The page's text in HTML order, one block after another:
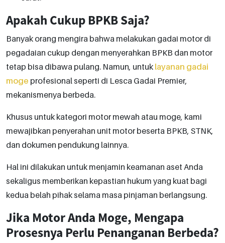
Apakah Cukup BPKB Saja?
Banyak orang mengira bahwa melakukan gadai motor di
pegadaian cukup dengan menyerahkan BPKB dan motor
tetap bisa dibawa pulang. Namun, untuk layanan gadai
moge profesional seperti di Lesca Gadai Premier,
mekanismenya berbeda.
Khusus untuk kategori motor mewah atau moge, kami
mewajibkan penyerahan unit motor beserta BPKB, STNK,
dan dokumen pendukung lainnya.
Hal ini dilakukan untuk menjamin keamanan aset Anda
sekaligus memberikan kepastian hukum yang kuat bagi
kedua belah pihak selama masa pinjaman berlangsung.
Jika Motor Anda Moge, Mengapa
Prosesnya Perlu Penanganan Berbeda?